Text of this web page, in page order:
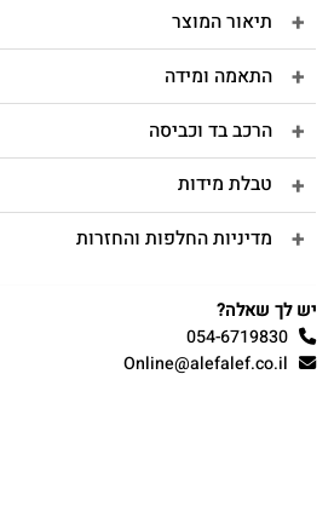
תיאור המוצר
התאמה ומידה
הרכב בד וכביסה
טבלת מידות
מדיניות החלפות והחזרות
יש לך שאלה?
054-6719830
Online@alefalef.co.il